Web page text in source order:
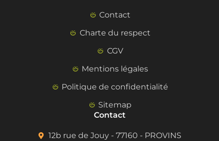
Contact
Charte du respect
CGV
Mentions légales
Politique de confidentialité
Sitemap
Contact
12b rue de Jouy - 77160 - PROVINS